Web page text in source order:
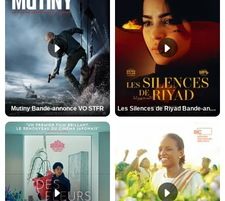
Mutiny Bande-annonce VO STFR Les Silences de Riyad Bande-annonce VO STFR